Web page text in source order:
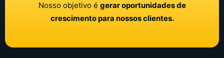
Nosso objetivo é gerar oportunidades de
crescimento para nossos clientes.